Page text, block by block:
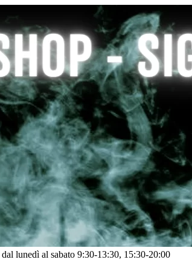
lunedì al sabato 9:30-13:30, 15:30-20:00